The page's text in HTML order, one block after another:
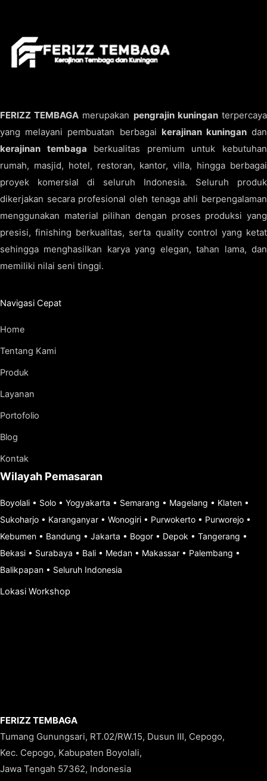
FERIZZ TEMBAGA merupakan pengrajin kuninganterpercaya
yang melayani pembuatan berbagai kerajinan kuningandan
kerajinan tembaga berkualitas premium untuk kebutuhan
rumah, masjid, hotel, restoran, kantor, villa, hingga berbagai
proyek komersial di seluruh Indonesia. Seluruh produk
dikerjakan secara profesional oleh tenaga ahli berpengalaman
menggunakan material pilihan dengan proses produksi yang
presisi, finishing berkualitas, serta quality control yang ketat
sehingga menghasilkan karya yang elegan, tahan lama, dan
memiliki nilai seni tinggi.
Navigasi Cepat
Home
Tentang Kami
Produk
Layanan
Portofolio
Blog
Kontak
Wilayah Pemasaran
Boyolali • Solo • Yogyakarta • Semarang • Magelang • Klaten •
Sukoharjo • Karanganyar • Wonogiri • Purwokerto • Purworejo •
Kebumen • Bandung • Jakarta • Bogor • Depok • Tangerang •
Bekasi • Surabaya • Bali • Medan • Makassar • Palembang •
Balikpapan • Seluruh Indonesia
Lokasi Workshop
FERIZZ TEMBAGA
Tumang Gunungsari, RT.02/RW.15, Dusun III, Cepogo,
Kec. Cepogo, Kabupaten Boyolali,
Jawa Tengah 57362, Indonesia